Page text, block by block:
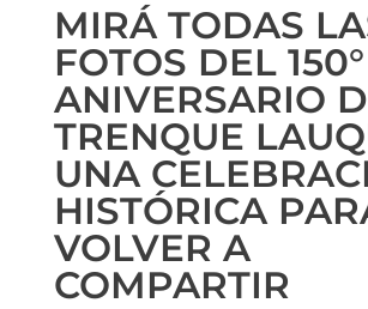
MIRÁ TODAS
FOTOS DEL 150°
ANIVERSARIO
TRENQUE
UNA
HISTÓRICA
VOLVER A
COMPARTIR